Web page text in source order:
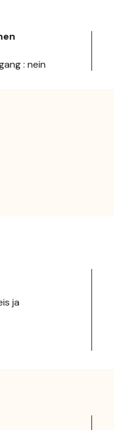
: nein
ja